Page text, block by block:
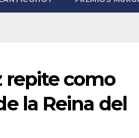
repite como
la Reina del